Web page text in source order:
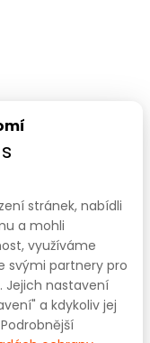
422 912
stránek, nabídli
a mohli
využíváme
svými partnery pro
Jejich nastavení
a kdykoliv jej